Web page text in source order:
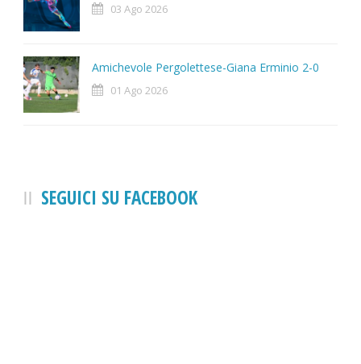
03 Ago 2026
Amichevole Pergolettese-Giana Erminio 2-0
01 Ago 2026
SEGUICI SU FACEBOOK